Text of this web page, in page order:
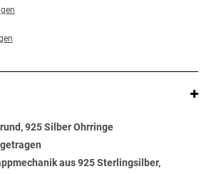
925 Silber Ohrringe
aus 925 Sterlingsilber,